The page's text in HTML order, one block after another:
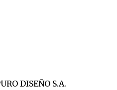
DISEÑO S.A.